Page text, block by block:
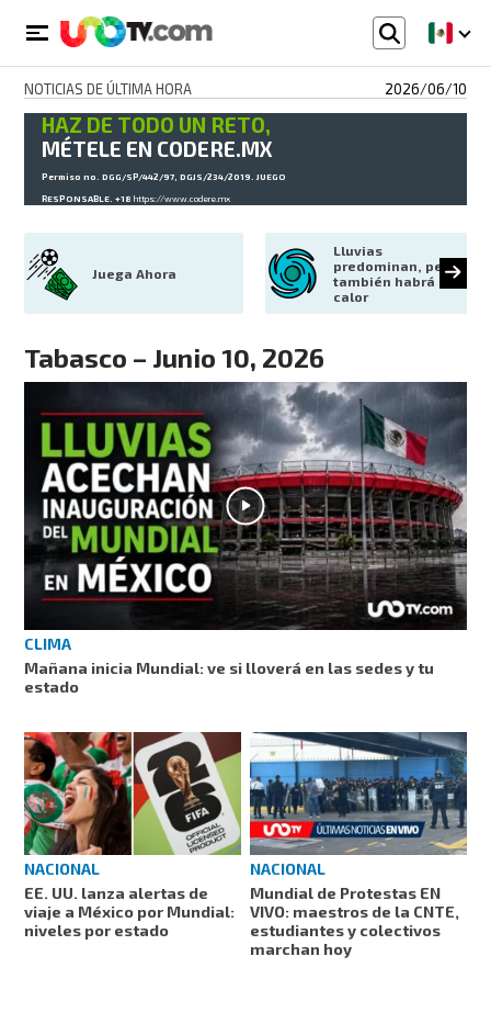
NOTICIAS DE ÚLTIMA HORA 2026/06/10
HAZ DE TODO UN RETO,
MÉTELE EN CODERE.MX
Permiso no. DGG/SP/442/97, DGJS/234/2019. JUEGO
RESPONSABLE. +18https://www.codere.mx
Juega Ahora
Lluvias
predominan, pero
también habrá
calor
Tabasco – Junio 10, 2026
CLIMA
Mañana inicia Mundial: ve si lloverá en las sedes y tu
estado
NACIONAL
EE. UU. lanza alertas de
viaje a México por Mundial:
niveles por estado
NACIONAL
Mundial de Protestas EN
VIVO: maestros de la CNTE,
estudiantes y colectivos
marchan hoy